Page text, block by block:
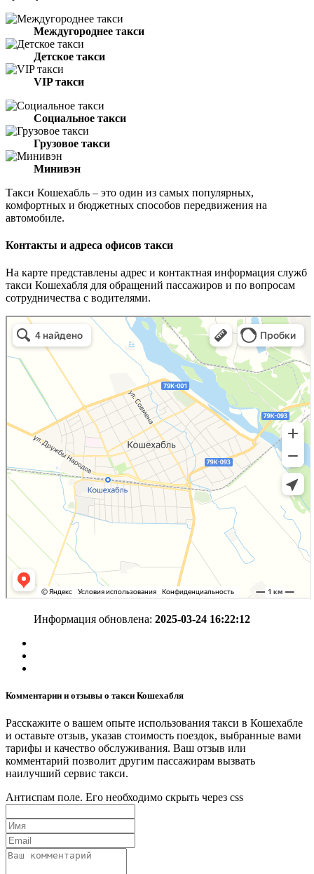
Междугороднее такси
Детское такси
VIP такси
Социальное такси
Грузовое такси
Минивэн
Такси Кошехабль – это один из самых популярных,
комфортных и бюджетных способов передвижения на
автомобиле.
Контакты и адреса офисов такси
На карте представлены адрес и контактная информация служб
такси Кошехабля для обращений пассажиров и по вопросам
сотрудничества с водителями.
Информация обновлена: 2025-03-24 16:22:12
Комментарии и отзывы о такси Кошехабля
Расскажите о вашем опыте использования такси в Кошехабле
и оставьте отзыв, указав стоимость поездок, выбранные вами
тарифы и качество обслуживания. Ваш отзыв или
комментарий позволит другим пассажирам вызвать
наилучший сервис такси.
Антиспам поле. Его необходимо скрыть через css